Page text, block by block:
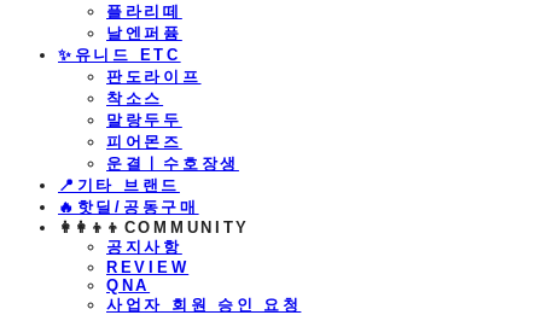
플라리떼
날엔퍼퓸
​✨유니드 ETC
판도라이프
착소스
말랑두두
피어몬즈
운결ㅣ수호장생
📍기타 브랜드
🔥핫딜/공동구매
👩‍👩‍👦‍👦COMMUNITY
공지사항
REVIEW
QNA
사업자 회원 승인 요청